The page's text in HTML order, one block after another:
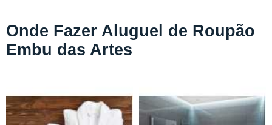
Onde Fazer Aluguel de Roupão
Embu das Artes